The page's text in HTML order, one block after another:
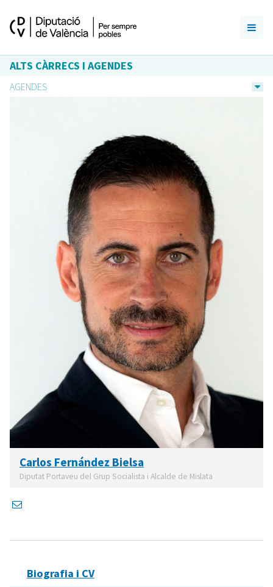
ALTS CÀRRECS I AGENDES
AGENDES
Carlos Fernández Bielsa
Diputat Portaveu del Grup Socialista i Alcalde de Mislata
Biografia i CV